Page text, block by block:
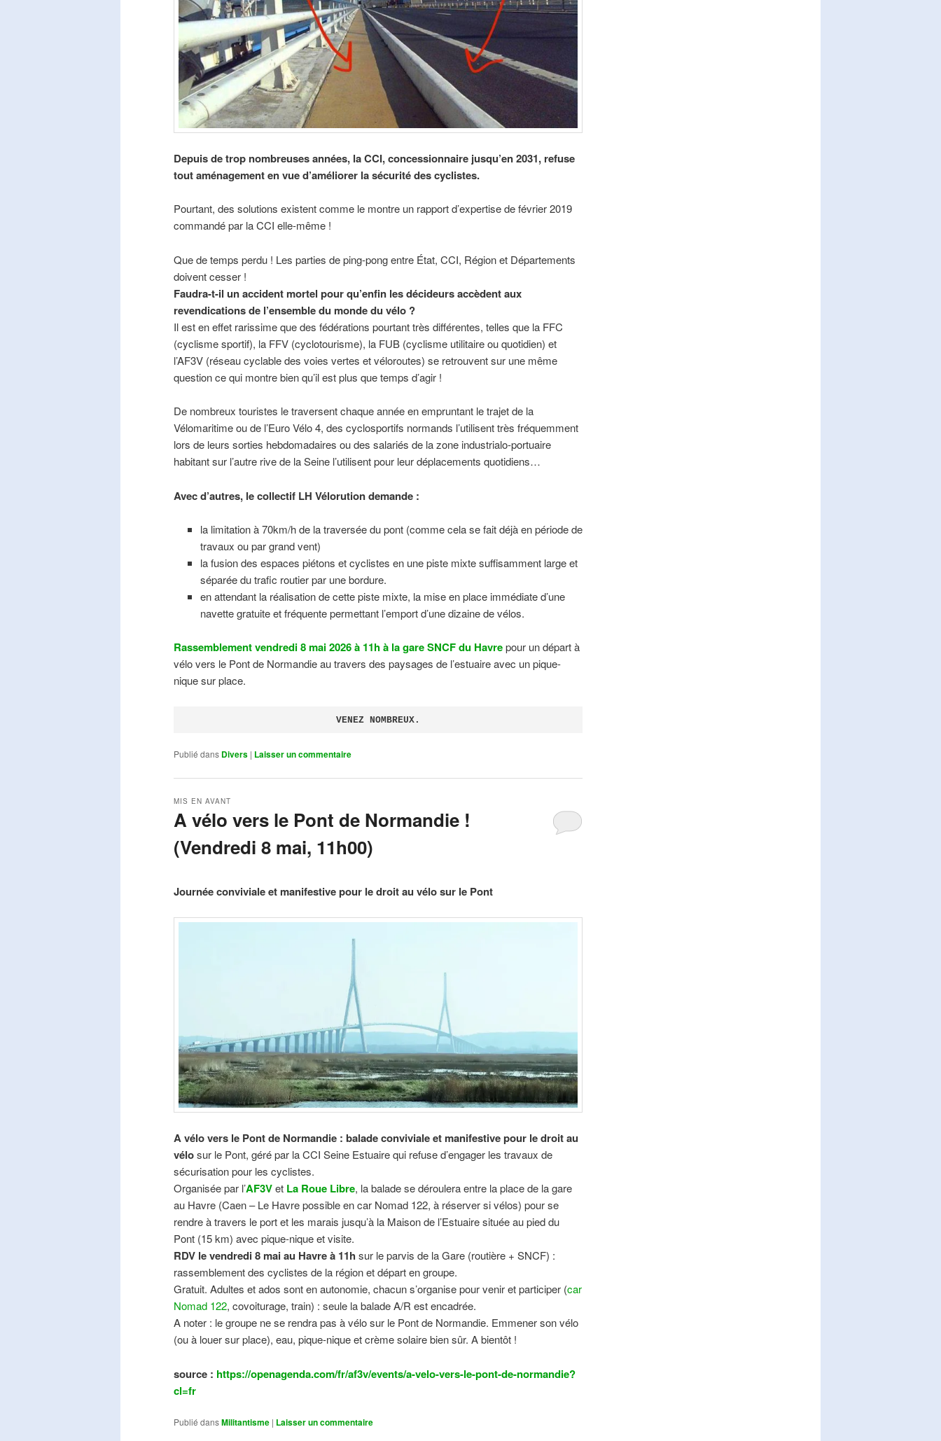
Depuis de trop nombreuses années, la CCI, concessionnaire jusqu’en 2031, refuse
tout aménagement en vue d’améliorer la sécurité des cyclistes.
Pourtant, des solutions existent comme le montre un rapport d’expertise de février 2019
commandé par la CCI elle-même !
Que de temps perdu ! Les parties de ping-pong entre État, CCI, Région et Départements
doivent cesser !
Faudra-t-il un accident mortel pour qu’enfin les décideurs accèdent aux
revendications de l’ensemble du monde du vélo ?
Il est en effet rarissime que des fédérations pourtant très différentes, telles que la FFC
(cyclisme sportif), la FFV (cyclotourisme), la FUB (cyclisme utilitaire ou quotidien) et
l’AF3V (réseau cyclable des voies vertes et véloroutes) se retrouvent sur une même
question ce qui montre bien qu’il est plus que temps d’agir !
De nombreux touristes le traversent chaque année en empruntant le trajet de la
Vélomaritime ou de l’Euro Vélo 4, des cyclosportifs normands l’utilisent très fréquemment
lors de leurs sorties hebdomadaires ou des salariés de la zone industrialo-portuaire
habitant sur l’autre rive de la Seine l’utilisent pour leur déplacements quotidiens…
Avec d’autres, le collectif LH Vélorution demande :
la limitation à 70km/h de la traversée du pont (comme cela se fait déjà en période de
travaux ou par grand vent)
la fusion des espaces piétons et cyclistes en une piste mixte suffisamment large et
séparée du trafic routier par une bordure.
en attendant la réalisation de cette piste mixte, la mise en place immédiate d’une
navette gratuite et fréquente permettant l’emport d’une dizaine de vélos.
Rassemblement vendredi 8 mai 2026 à 11h à la gare SNCF du Havrepour un départ à
vélo vers le Pont de Normandie au travers des paysages de l’estuaire avec un pique-
nique sur place.
VENEZ NOMBREUX.
Publié dans Divers | Laisser un commentaire
A vélo vers le Pont de Normandie !
(Vendredi 8 mai, 11h00)
MIS EN AVANT
Journée conviviale et manifestive pour le droit au vélo sur le Pont
A vélo vers le Pont de Normandie : balade conviviale et manifestivepour le droit au
vélosur le Pont, géré par la CCI Seine Estuaire qui refuse d’engager les travaux de
sécurisation pour les cyclistes.
Organisée par l’AF3Vet La Roue Libre, la balade se déroulera entre la place de la gare
au Havre (Caen – Le Havre possible en car Nomad 122, à réserver si vélos) pour se
rendre à travers le port et les marais jusqu’à la Maison de l’Estuaire située au pied du
Pont (15 km) avec pique-nique et visite.
RDV le vendredi 8 mai au Havre à 11h sur le parvis de la Gare (routière + SNCF) :
rassemblement des cyclistes de la région et départ en groupe.
Gratuit. Adultes et ados sont en autonomie, chacun s’organise pour venir et participer (car
Nomad 122, covoiturage, train) : seule la balade A/R est encadrée.
A noter : le groupe ne se rendra pas à vélo sur le Pont de Normandie. Emmener son vélo
(ou à louer sur place), eau, pique-nique et crème solaire bien sûr. A bientôt !
source : https://openagenda.com/fr/af3v/events/a-velo-vers-le-pont-de-normandie?
cl=fr
Publié dansMilitantisme | Laisser un commentaire